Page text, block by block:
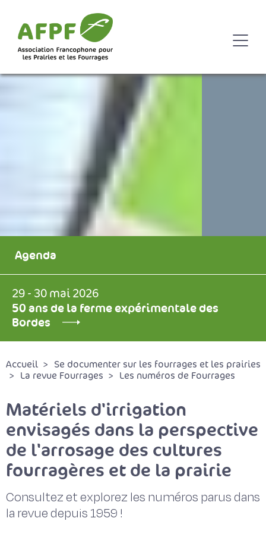
Agenda
29 - 30 mai 2026
50 ans de la ferme expérimentale des
Bordes
Accueil
Se documenter sur les fourrages et les prairies
La revue Fourrages
Les numéros de Fourrages
Matériels d'irrigation
envisagés dans la perspective
de l'arrosage des cultures
fourragères et de la prairie
Consultez et explorez les numéros parus dans
la revue depuis 1959 !